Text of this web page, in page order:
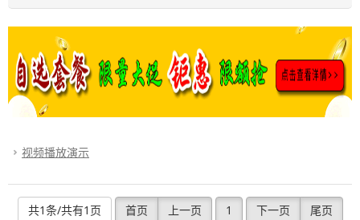
视频播放演示
共1条/共有1页 首页 上一页 1 下一页 尾页